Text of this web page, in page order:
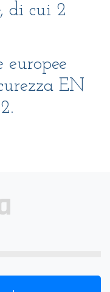
di cui 2
europee
EN